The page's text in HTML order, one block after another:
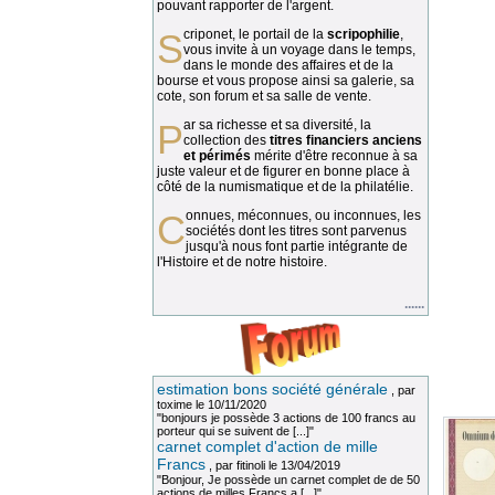
pouvant rapporter de l'argent.
Scriponet, le portail de la scripophilie,
vous invite à un voyage dans le temps,
dans le monde des affaires et de la
bourse et vous propose ainsi sa galerie, sa
cote, son forum et sa salle de vente.
Par sa richesse et sa diversité, lacollection des titres financiers anciens
et périmés mérite d'être reconnue à sa
juste valeur et de figurer en bonne place à
côté de la numismatique et de la philatélie.
Connues, méconnues, ou inconnues, lessociétés dont les titres sont parvenus
jusqu'à nous font partie intégrante de
l'Histoire et de notre histoire.
......
estimation bons société générale , par
toxime le 10/11/2020
"bonjours je possède 3 actions de 100 francs au
porteur qui se suivent de [...]"
carnet complet d'action de mille
Francs , par fitinoli le 13/04/2019
"Bonjour, Je possède un carnet complet de de 50